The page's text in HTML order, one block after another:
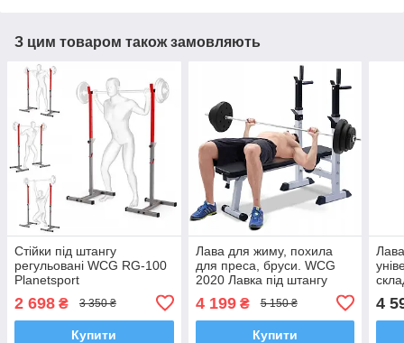
З цим товаром також замовляють
Стійки під штангу
регульовані WCG RG-100
Planetsport
2 698 ₴ 3 350 ₴
Купити
Лава для жиму, похила
для преса, бруси. WCG
2020 Лавка під штангу
4 199₴ 5 150 ₴
Купити
4